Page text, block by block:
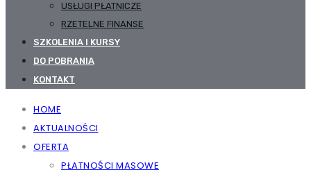
USŁUGI PŁATNICZE
RZETELNE FINANSE
SZKOLENIA I KURSY
DO POBRANIA
KONTAKT
HOME
AKTUALNOŚCI
OFERTA
PŁATNOŚCI MASOWE